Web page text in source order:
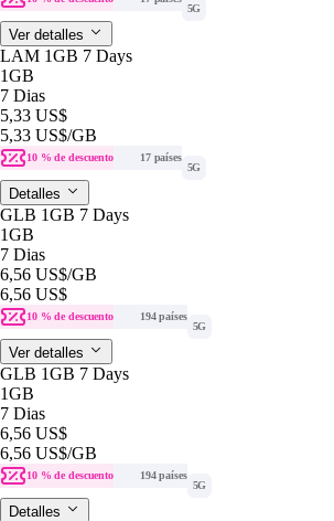
5G
Ver detalles
LAM 1GB 7 Days
1GB
7 Dias
5,33 US$
5,33 US$/GB
10 % de descuento
17 países
5G
Detalles
GLB 1GB 7 Days
1GB
7 Dias
6,56 US$/GB
6,56 US$
10 % de descuento
194 países
5G
Ver detalles
GLB 1GB 7 Days
1GB
7 Dias
6,56 US$
6,56 US$/GB
10 % de descuento
194 países
5G
Detalles